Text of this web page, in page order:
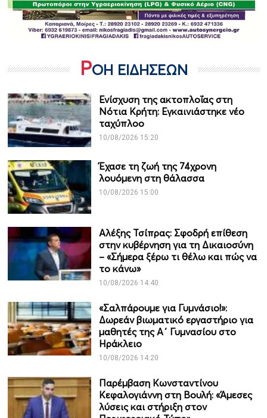
ΡΟΗ ΕΙΔΗΣΕΩΝ
Ενίσχυση της ακτοπλοΐας στη
Νότια Κρήτη: Εγκαινιάστηκε νέο
ταχύπλοο
10/08/2026 15:20
Έχασε τη ζωή της 74χρονη
λουόμενη στη θάλασσα
10/08/2026 15:00
Αλέξης Τσίπρας: Σφοδρή επίθεση
στην κυβέρνηση για τη Δικαιοσύνη
– «Σήμερα ξέρω τι θέλω και πώς να
το κάνω»
10/08/2026 14:40
«Σαλπάρουμε για Γυμνάσιο!»:
Δωρεάν βιωματικό εργαστήριο για
μαθητές της Α΄ Γυμνασίου στο
Ηράκλειο
10/08/2026 14:20
Παρέμβαση Κωνσταντίνου
Κεφαλογιάννη στη Βουλή: «Άμεσες
λύσεις και στήριξη στον